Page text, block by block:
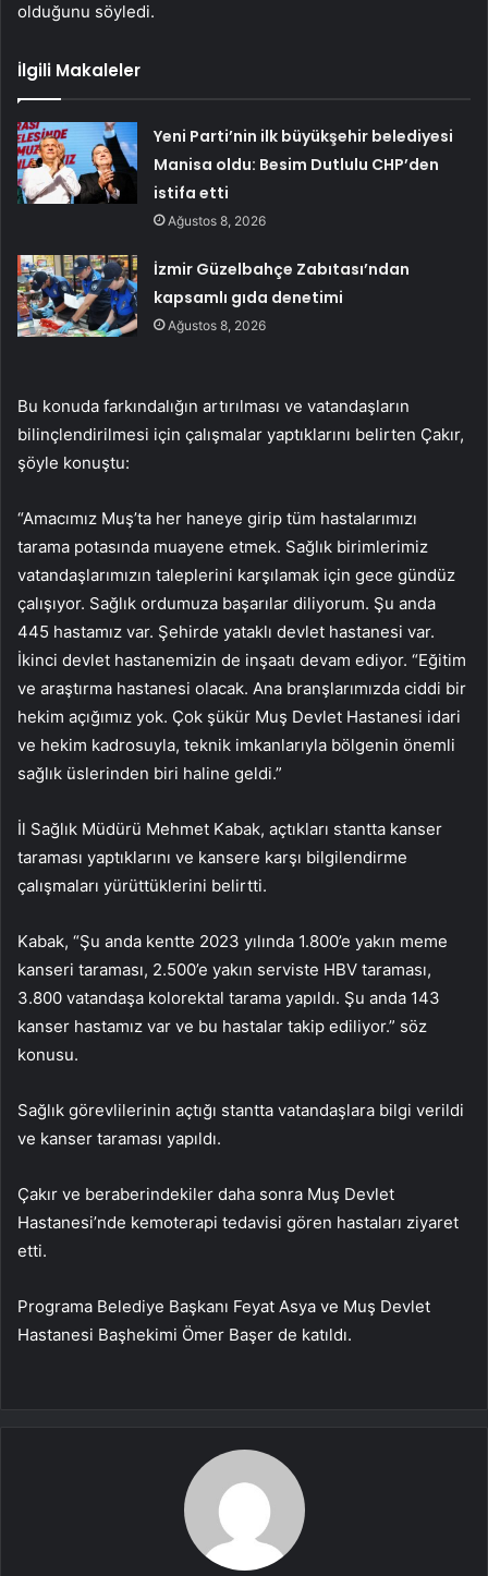
olduğunu söyledi.
İlgili Makaleler
Yeni Parti’nin ilk büyükşehir belediyesi
Manisa oldu: Besim Dutlulu CHP’den
istifa etti
Ağustos 8, 2026
İzmir Güzelbahçe Zabıtası’ndan
kapsamlı gıda denetimi
Ağustos 8, 2026
Bu konuda farkındalığın artırılması ve vatandaşların
bilinçlendirilmesi için çalışmalar yaptıklarını belirten Çakır,
şöyle konuştu:
“Amacımız Muş’ta her haneye girip tüm hastalarımızı
tarama potasında muayene etmek. Sağlık birimlerimiz
vatandaşlarımızın taleplerini karşılamak için gece gündüz
çalışıyor. Sağlık ordumuza başarılar diliyorum. Şu anda
445 hastamız var. Şehirde yataklı devlet hastanesi var.
İkinci devlet hastanemizin de inşaatı devam ediyor. “Eğitim
ve araştırma hastanesi olacak. Ana branşlarımızda ciddi bir
hekim açığımız yok. Çok şükür Muş Devlet Hastanesi idari
ve hekim kadrosuyla, teknik imkanlarıyla bölgenin önemli
sağlık üslerinden biri haline geldi.”
İl Sağlık Müdürü Mehmet Kabak, açtıkları stantta kanser
taraması yaptıklarını ve kansere karşı bilgilendirme
çalışmaları yürüttüklerini belirtti.
Kabak, “Şu anda kentte 2023 yılında 1.800’e yakın meme
kanseri taraması, 2.500’e yakın serviste HBV taraması,
3.800 vatandaşa kolorektal tarama yapıldı. Şu anda 143
kanser hastamız var ve bu hastalar takip ediliyor.” söz
konusu.
Sağlık görevlilerinin açtığı stantta vatandaşlara bilgi verildi
ve kanser taraması yapıldı.
Çakır ve beraberindekiler daha sonra Muş Devlet
Hastanesi’nde kemoterapi tedavisi gören hastaları ziyaret
etti.
Programa Belediye Başkanı Feyat Asya ve Muş Devlet
Hastanesi Başhekimi Ömer Başer de katıldı.